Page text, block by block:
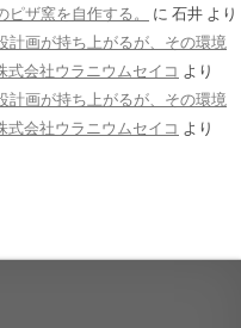
ザ窯を自作する。
に 石井 より
計画が持ち上がるが、その環境
式会社ウラニウムセイコ より
計画が持ち上がるが、その環境
式会社ウラニウムセイコ より